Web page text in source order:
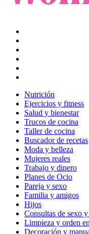
Nutrición
Ejercicios y fitness
Salud y bienestar
Trucos de cocina
Taller de cocina
Buscador de recetas
Moda y belleza
Mujeres reales
Trabajo y dinero
Planes de Ocio
Pareja y sexo
Familia y amigos
Hijos
Consultas de sexo
Limpieza y orden
Decoración y